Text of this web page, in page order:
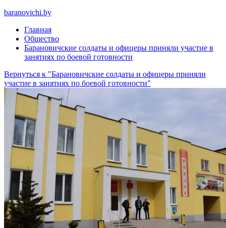
baranovichi.by
Главная
Общество
Барановичские солдаты и офицеры приняли участие в
занятиях по боевой готовности
Вернуться к "Барановичские солдаты и офицеры приняли
участие в занятиях по боевой готовности"